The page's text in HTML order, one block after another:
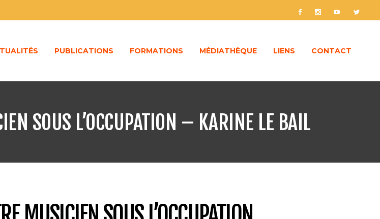
PUBLICATIONS FORMATIONS MÉDIATHÈQUE LIENS CONTACT
SOUS L’OCCUPATION – KARINE LE BAIL